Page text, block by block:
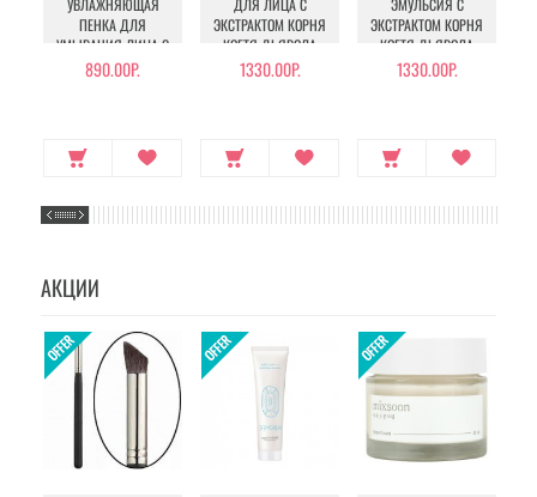
УВЛАЖНЯЮЩАЯ
ПЕНКА ДЛЯ
УМЫВАНИЯ ЛИЦА С
ЭКСТРАКТОМ КОРНЯ
890.00Р.
ДЛЯ ЛИЦА С
ЭКСТРАКТОМ КОРНЯ
КОГТЯ ДЬЯВОЛА
1330.00Р.
ЭМУЛЬСИЯ С
ЭКСТРАКТОМ КОРНЯ
КОГТЯ ДЬЯВОЛА
1330.00Р.
АКЦИИ